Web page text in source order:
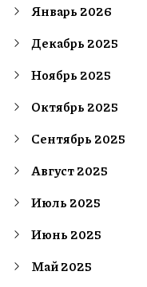
Январь 2026
Декабрь 2025
Ноябрь 2025
Октябрь 2025
Сентябрь 2025
Август 2025
Июль 2025
Июнь 2025
Май 2025